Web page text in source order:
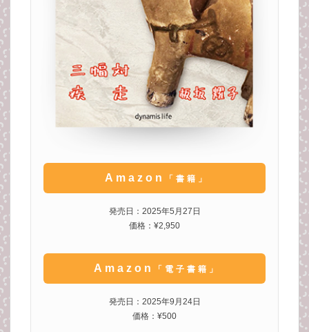
Amazon 「書籍」
発売日：2025年5月27日
価格：¥2,950
Amazon 「電子書籍」
発売日：2025年9月24日
価格：¥500